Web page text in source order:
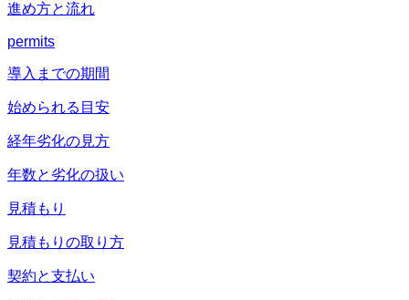
進め方と流れ
permits
導入までの期間
始められる目安
経年劣化の見方
年数と劣化の扱い
見積もり
見積もりの取り方
契約と支払い